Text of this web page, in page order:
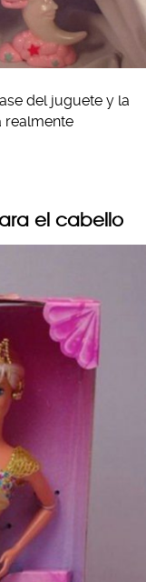
del juguete y la
realmente
el cabello